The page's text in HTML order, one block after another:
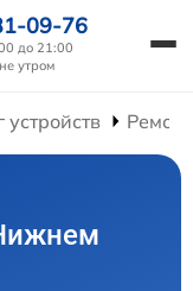
09-76
до 21:00
утром
устройств